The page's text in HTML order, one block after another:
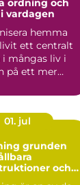
vardagen
hemma
ett centralt
mångas liv i
på ett mer
01. jul
och